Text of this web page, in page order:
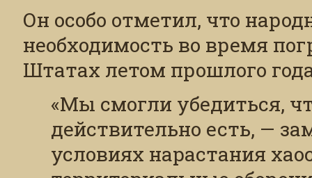
Он особо отметил, что
необходимость во время
Штатах летом прошлого
«Мы смогли убедиться,
действительно есть, —
условиях нарастания